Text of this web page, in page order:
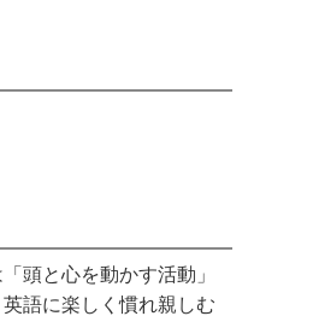
頭と心を動かす活動」
語に楽しく慣れ親しむ